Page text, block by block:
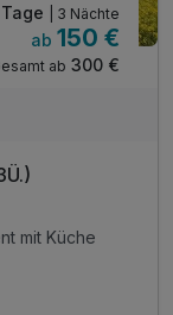
| 3 Nächte
ab 150 €
ab 300 €
mit Küche